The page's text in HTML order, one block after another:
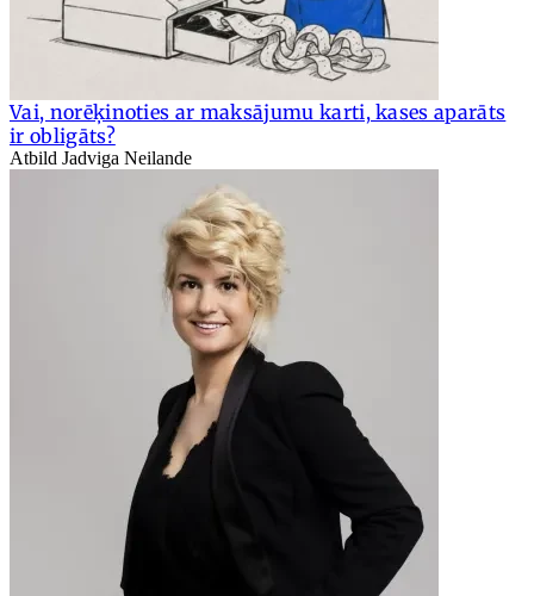
Vai, norēķinoties ar maksājumu karti, kases aparāts
ir obligāts?
Atbild Jadviga Neilande